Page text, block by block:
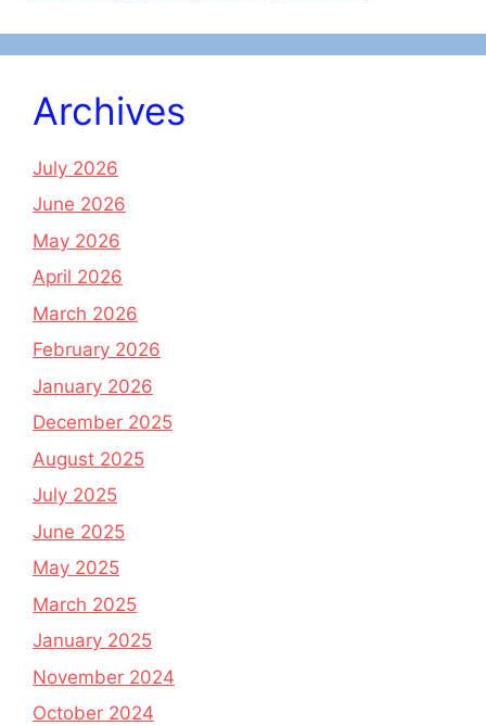
Archives
July 2026
June 2026
May 2026
April 2026
March 2026
February 2026
January 2026
December 2025
August 2025
July 2025
June 2025
May 2025
March 2025
January 2025
November 2024
October 2024